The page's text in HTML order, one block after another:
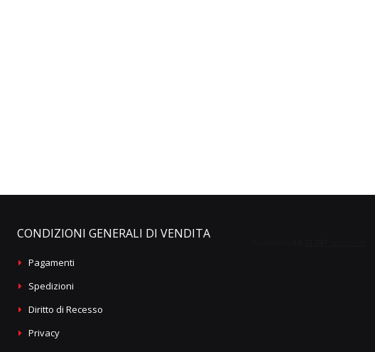
CONDIZIONI GENERALI DI VENDITA
Pagamenti
Spedizioni
Diritto di Recesso
Privacy